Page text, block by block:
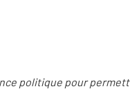
politique pour